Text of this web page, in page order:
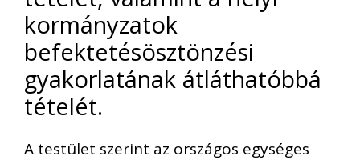
kormányzatok
befektetésösztönzési
gyakorlatának átláthatóbbá
tételét.
A testület szerint az országos egységes